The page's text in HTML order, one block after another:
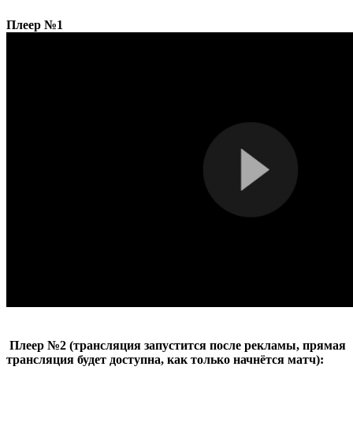
Плеер №1
Плеер №2 (трансляция запустится после рекламы, прямая
трансляция будет доступна, как только начнётся матч):